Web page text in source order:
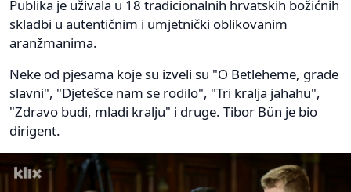
Publika je uživala u 18 tradicionalnih hrvatskih božićnih
skladbi u autentičnim i umjetnički oblikovanim
aranžmanima.
Neke od pjesama koje su izveli su "O Betleheme, grade
slavni", "Djetešce nam se rodilo", "Tri kralja jahahu",
"Zdravo budi, mladi kralju" i druge. Tibor Bün je bio
dirigent.